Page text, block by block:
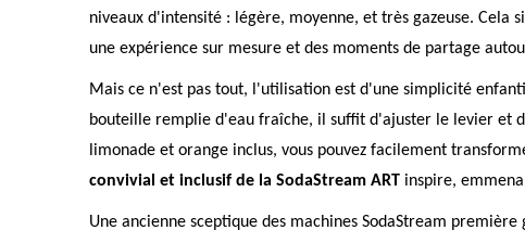
niveaux d'intensité : légère, moyenne, et très gazeuse. Cela
une expérience sur mesure et des moments de partage
Mais ce n'est pas tout, l'utilisation est d'une simplicité
bouteille remplie d'eau fraîche, il suffit d'ajuster le levier et
limonade et orange inclus, vous pouvez facilement
convivial et inclusif de la SodaStream ART inspire,
Une ancienne sceptique des machines SodaStream